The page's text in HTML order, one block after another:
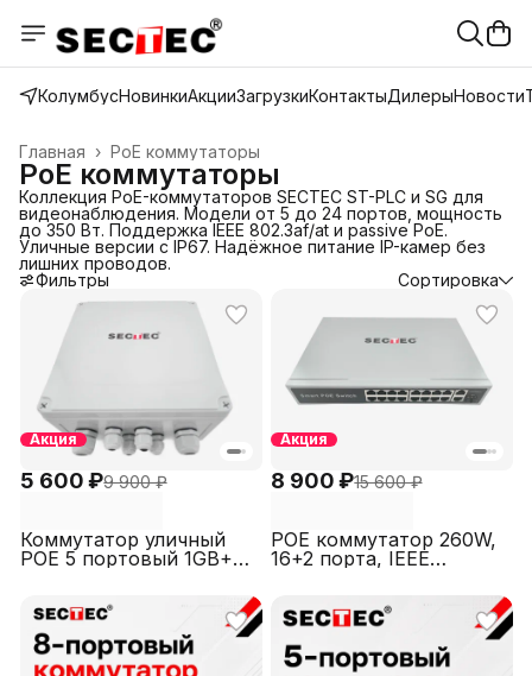
КолумбусНовинкиАкцииЗагрузкиКонтактыДилерыНовости
PoE коммутаторы
Главная ›
PoE коммутаторы
Коллекция PoE-коммутаторов SECTEC ST-PLC и SG для
видеонаблюдения. Модели от 5 до 24 портов, мощность
до 350 Вт. Поддержка IEEE 802.3af/at и passive PoE.
Уличные версии с IP67. Надёжное питание IP-камер без
лишних проводов.
Фильтры
Сортировка
Акция
5 600 ₽9 900 ₽
Коммутатор уличный
POE 5 портовый 1GB+
Акция
8 900 ₽15 600 ₽
POE коммутатор 260W,
16+2 порта, IEEE
A,10/100Mbps, SECTEC
ST-SG16-POE